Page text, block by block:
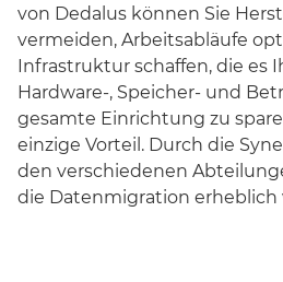
von Dedalus können Sie
vermeiden, Arbeitsabläufe
Infrastruktur schaffen, die es
Hardware-, Speicher- und
gesamte Einrichtung zu
einzige Vorteil. Durch die
den verschiedenen
die Datenmigration erheblich